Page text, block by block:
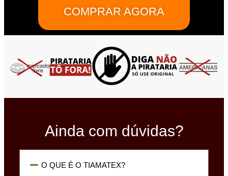
COMPRAR AGORA
Ainda com dúvidas?
O QUE É O TIAMATEX?